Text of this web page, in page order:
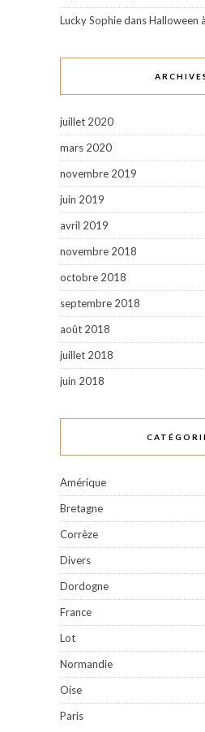
Lucky SophiedansHalloween
juillet 2020
mars 2020
novembre 2019
juin 2019
avril 2019
novembre 2018
octobre 2018
septembre 2018
août 2018
juillet 2018
juin 2018
Amérique
Bretagne
Corrèze
Divers
Dordogne
France
Lot
Normandie
Oise
Paris